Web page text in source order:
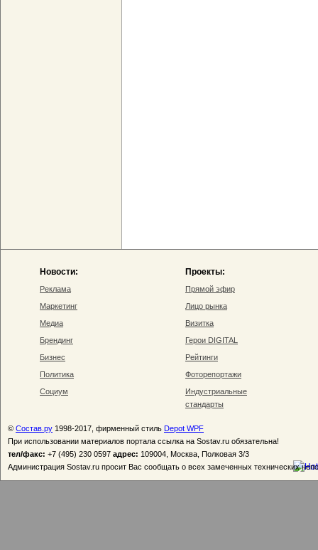
Новости:
Реклама
Маркетинг
Медиа
Брендинг
Бизнес
Политика
Социум
Проекты:
Прямой эфир
Лицо рынка
Визитка
Герои DIGITAL
Рейтинги
Фоторепортажи
Индустриальные
стандарты
© Состав.ру 1998-2017, фирменный стиль Depot WPF
При использовании материалов портала ссылка на Sostav.ru обязательна!
тел/факс: +7 (495) 230 0597 адрес: 109004, Москва, Полковая 3/3
Администрация Sostav.ru просит Вас сообщать о всех замеченных технических